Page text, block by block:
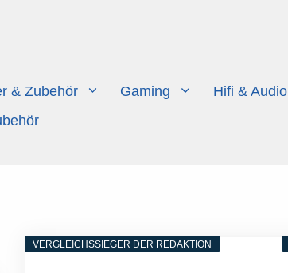
& Zubehör Gaming
Hifi & Audio
VERGLEICHSSIEGER DER REDAKTION